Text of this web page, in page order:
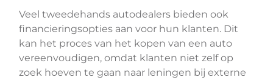
Veel tweedehands autodealers bieden ook
financieringsopties aan voor hun klanten. Dit
kan het proces van het kopen van een auto
vereenvoudigen, omdat klanten niet zelf op
zoek hoeven te gaan naar leningen bij externe